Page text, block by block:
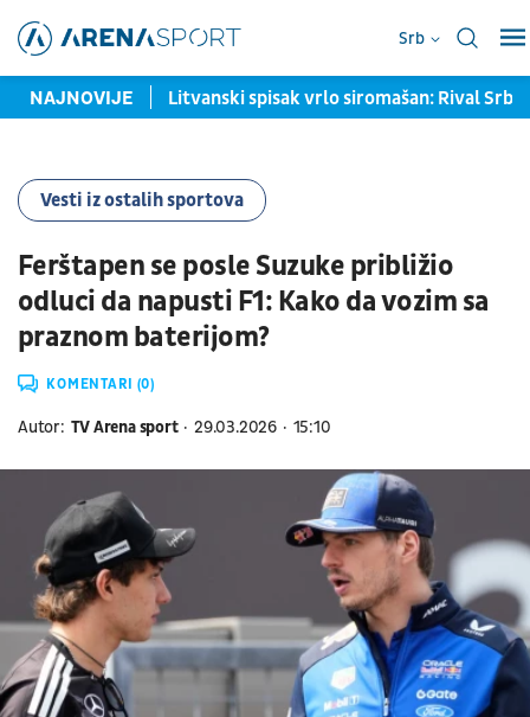
Srb
NAJNOVIJE
za zlato? Litvanski spisak vrlo siromašan: Rival
Vesti iz ostalih sportova
Ferštapen se posle Suzuke približio
odluci da napusti F1: Kako da vozim sa
praznom baterijom?
KOMENTARI (0)
Autor: TV Arena sport 29.03.2026 15:10